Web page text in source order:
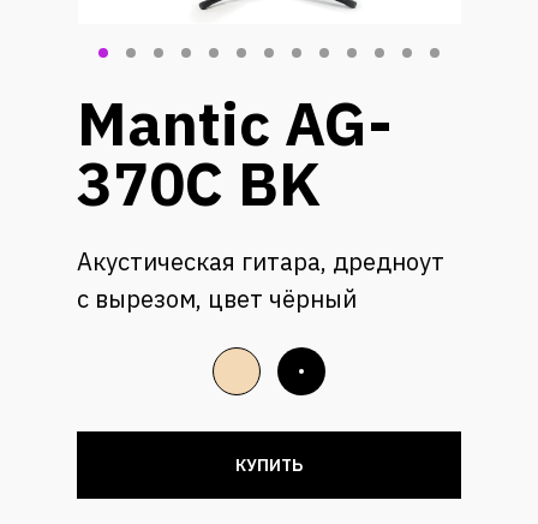
Mantic AG-
370C BK
Акустическая гитара, дредноут
с вырезом, цвет чёрный
КУПИТЬ